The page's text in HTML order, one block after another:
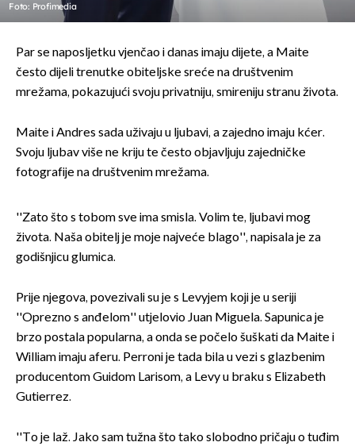
Foto: Profimedia
Par se naposljetku vjenčao i danas imaju dijete, a Maite
često dijeli trenutke obiteljske sreće na društvenim
mrežama, pokazujući svoju privatniju, smireniju stranu života.
Maite i Andres sada uživaju u ljubavi, a zajedno imaju kćer.
Svoju ljubav više ne kriju te često objavljuju zajedničke
fotografije na društvenim mrežama.
''Zato što s tobom sve ima smisla. Volim te, ljubavi mog
života. Naša obitelj je moje najveće blago'', napisala je za
godišnjicu glumica.
Prije njegova, povezivali su je s Levyjem koji je u seriji
''Oprezno s anđelom'' utjelovio Juan Miguela. Sapunica je
brzo postala popularna, a onda se počelo šuškati da Maite i
William imaju aferu. Perroni je tada bila u vezi s glazbenim
producentom Guidom Larisom, a Levy u braku s Elizabeth
Gutierrez.
''To je laž. Jako sam tužna što tako slobodno pričaju o tuđim